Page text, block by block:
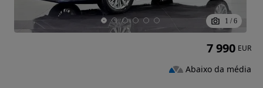
1 / 6
7 990 EUR
Abaixo da média